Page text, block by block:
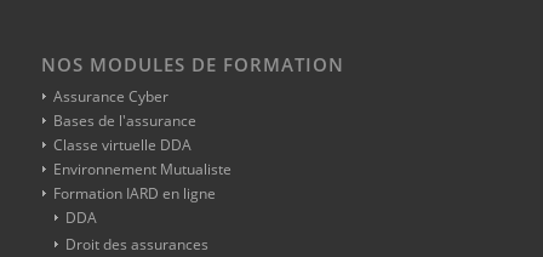
NOS MODULES DE FORMATION
Assurance Cyber
Bases de l'assurance
Classe virtuelle DDA
Environnement Mutualiste
Formation IARD en ligne
DDA
Droit des assurances